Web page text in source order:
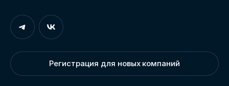
Регистрация для новых компаний
Вход
Укажите вашу корпоративную почту. На неё мы вышлем
ссылку для входа